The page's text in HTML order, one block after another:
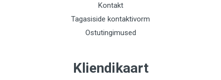
Kontakt
Tagasiside kontaktivorm
Ostutingimused
Kliendikaart